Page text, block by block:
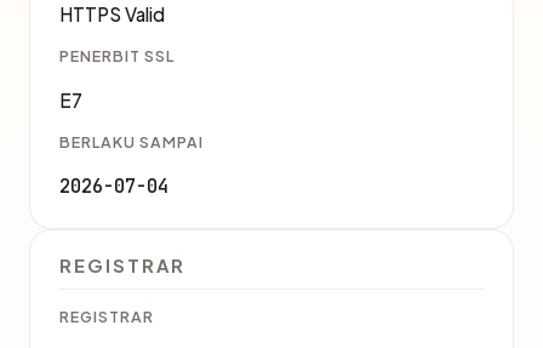
HTTPS Valid
PENERBIT SSL
E7
BERLAKU SAMPAI
2026-07-04
REGISTRAR
REGISTRAR